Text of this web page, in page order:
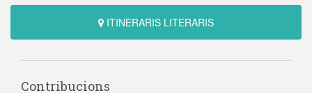
ITINERARIS LITERARIS
Contribucions